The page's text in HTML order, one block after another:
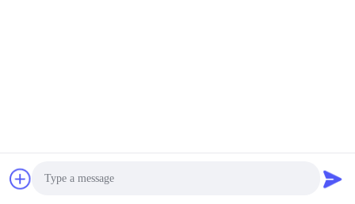
2026 Imatec Imaging Co., Ltd. . सर्वाधिकार सुरक्षित।